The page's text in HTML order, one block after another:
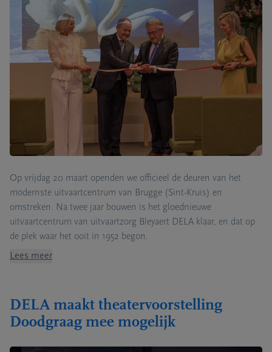
Op vrijdag 20 maart openden we officieel de deuren van het
modernste uitvaartcentrum van Brugge (Sint-Kruis) en
omstreken. Na twee jaar bouwen is het gloednieuwe
uitvaartcentrum van uitvaartzorg Bleyaert DELA klaar, en dat op
de plek waar het ooit in 1952 begon.
Lees meer
DELA maakt theatervoorstelling
Doodgraag mee mogelijk